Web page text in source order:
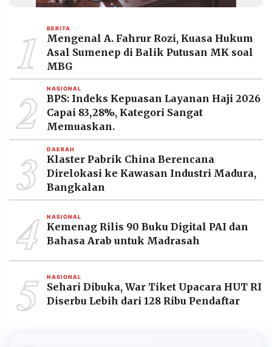
1 BERITA
Mengenal A. Fahrur Rozi, Kuasa Hukum
Asal Sumenep di Balik Putusan MK soal
MBG
2 NASIONAL
BPS: Indeks Kepuasan Layanan Haji 2026
Capai 83,28%, Kategori Sangat
Memuaskan.
3 DAERAH
Klaster Pabrik China Berencana
Direlokasi ke Kawasan Industri Madura,
Bangkalan
4 NASIONAL
Kemenag Rilis 90 Buku Digital PAI dan
Bahasa Arab untuk Madrasah
5 NASIONAL
Sehari Dibuka, War Tiket Upacara HUT RI
Diserbu Lebih dari 128 Ribu Pendaftar